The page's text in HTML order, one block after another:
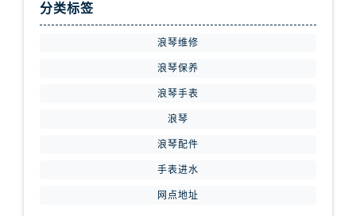
分类标签
浪琴维修
浪琴保养
浪琴手表
浪琴
浪琴配件
手表进水
网点地址